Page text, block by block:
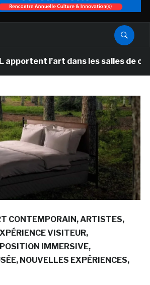
l’art dans les salles de classe des
CONTEMPORAIN ARTISTES
VISITEUR
IMMERSIVE
NOUVELLES EXPÉRIENCES